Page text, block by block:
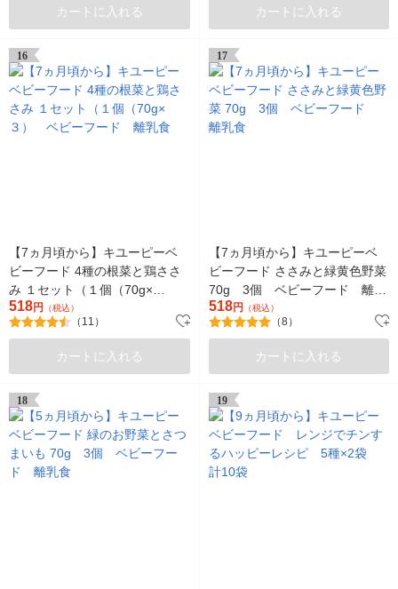
カートに入れる カートに入れる
16
【7ヵ月頃から】キユーピーベ
ビーフード 4種の根菜と鶏ささ
み １セット（１個（70g×
３） ベビーフード 離乳食
518円 （税込）
（11）
カートに入れる
17
【7ヵ月頃から】キユーピーベ
ビーフード ささみと緑黄色野菜
70g 3個 ベビーフード 離乳
食
518円 （税込）
（8）
カートに入れる
18 19